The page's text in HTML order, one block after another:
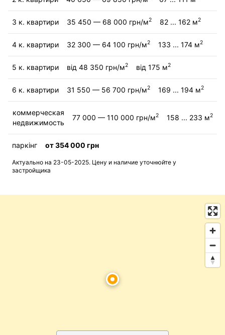
3 к. квартири 35 450 — 68 000 грн/м2 82 ... 162 м2
4 к. квартири 32 300 — 64 100 грн/м2 133 ... 174 м2
5 к. квартири від 48 350 грн/м2 від 175 м2
6 к. квартири 31 550 — 56 700 грн/м2 169 ... 194 м2
коммерческая
недвижимость
77 000 — 110 000 грн/м2 158 ... 233 м2
паркінг от 354 000 грн
Актуально на 23-05-2025. Цену и наличие уточнюйте у
застройщика